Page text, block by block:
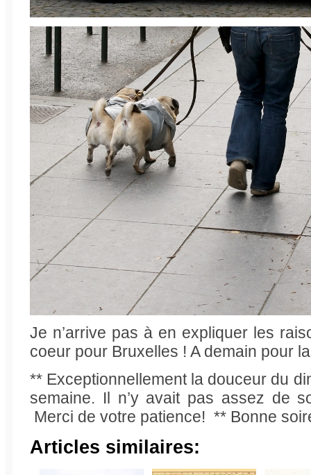
Je n’arrive pas à en expliquer les
coeur pour Bruxelles ! A demain pour
** Exceptionnellement la douceur du
semaine. Il n’y avait pas assez de
Merci de votre patience! ** Bonne
Articles similaires: